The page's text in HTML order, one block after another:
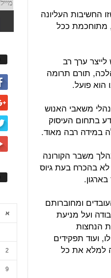
החשיבות העליונה
מתוחכמת ככל
ערך רב
תורם תרומה
הוא פועל.
משאבי האנוש
בתחום העיסוק
במידה רבה מאוד.
משבר הקורונה
בהכרח בעת גיוס
ומחוברותם
ועל מניעת
הנחצות
ועוד תפקידים
למלא את כל
א
2
9